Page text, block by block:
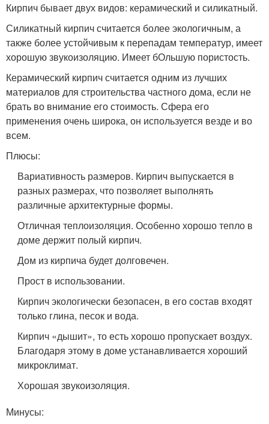
Кирпич бывает двух видов: керамический и силикатный.
Силикатный кирпич считается более экологичным, а
также более устойчивым к перепадам температур, имеет
хорошую звукоизоляцию. Имеет бОльшую пористость.
Керамический кирпич считается одним из лучших
материалов для строительства частного дома, если не
брать во внимание его стоимость. Сфера его
применения очень широка, он используется везде и во
всем.
Плюсы:
Вариативность размеров. Кирпич выпускается в
разных размерах, что позволяет выполнять
различные архитектурные формы.
Отличная теплоизоляция. Особенно хорошо тепло в
доме держит полый кирпич.
Дом из кирпича будет долговечен.
Прост в использовании.
Кирпич экологически безопасен, в его состав входят
только глина, песок и вода.
Кирпич «дышит», то есть хорошо пропускает воздух.
Благодаря этому в доме устанавливается хороший
микроклимат.
Хорошая звукоизоляция.
Минусы: